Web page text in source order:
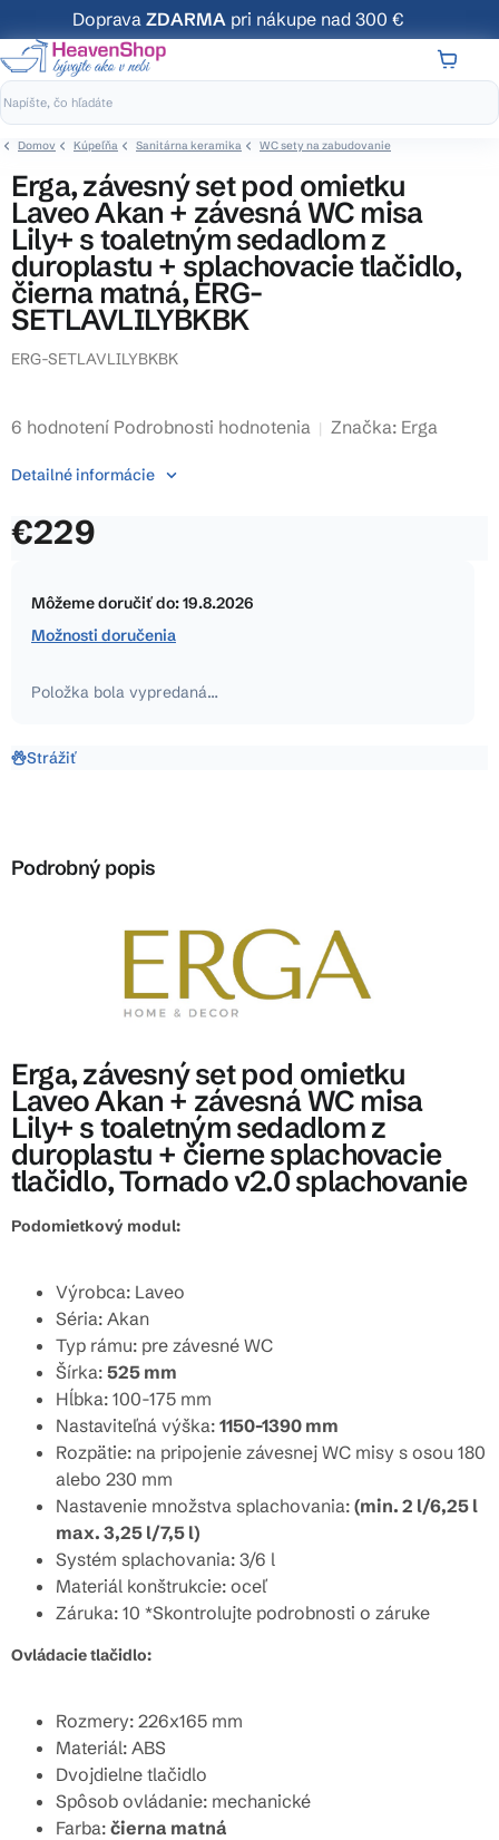
na
obsah
Doprava ZDARMA pri nákupe nad 300 €
Domov Kúpeľňa Sanitárna keramika WC sety na zabudovanie
Erga, závesný set pod omietku
Laveo Akan + závesná WC misa
Lily+ s toaletným sedadlom z
duroplastu + splachovacie tlačidlo,
čierna matná, ERG-
SETLAVLILYBKBK
ERG-SETLAVLILYBKBK
Priemerné
produktu
4,0
hviezdičiek.
6 hodnotení Podrobnosti hodnotenia Značka: Erga
€229
cena:
Môžeme doručiť do:19.8.2026
Možnosti doručenia
Položka bola vypredaná…
Detailné informácie
Strážiť
Podrobný popis
Erga, závesný set pod omietku
Laveo Akan + závesná WC misa
Lily+ s toaletným sedadlom z
duroplastu + čierne splachovacie
tlačidlo, Tornado v2.0 splachovanie
Podomietkový modul:
Výrobca: Laveo
Séria: Akan
Typ rámu: pre závesné WC
Šírka: 525 mm
Hĺbka: 100-175 mm
Nastaviteľná výška: 1150-1390 mm
Rozpätie: na pripojenie závesnej WC misy s osou 180
alebo 230 mm
Nastavenie množstva splachovania: (min. 2 l/6,25 l
max. 3,25 l/7,5 l)
Systém splachovania: 3/6 l
Materiál konštrukcie: oceľ
Záruka: 10 *Skontrolujte podrobnosti o záruke
Ovládacie tlačidlo:
Rozmery: 226x165 mm
Materiál: ABS
Dvojdielne tlačidlo
Spôsob ovládanie: mechanické
Farba: čierna matná